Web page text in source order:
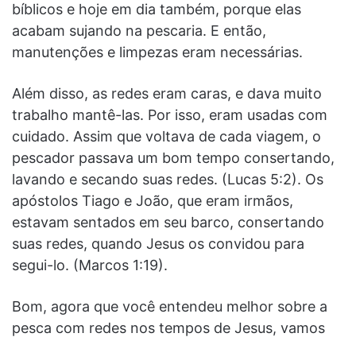
bíblicos e hoje em dia também, porque elas
acabam sujando na pescaria. E então,
manutenções e limpezas eram necessárias.
Além disso, as redes eram caras, e dava muito
trabalho mantê-las. Por isso, eram usadas com
cuidado. Assim que voltava de cada viagem, o
pescador passava um bom tempo consertando,
lavando e secando suas redes. (Lucas 5:2). Os
apóstolos Tiago e João, que eram irmãos,
estavam sentados em seu barco, consertando
suas redes, quando Jesus os convidou para
segui-lo. (Marcos 1:19).
Bom, agora que você entendeu melhor sobre a
pesca com redes nos tempos de Jesus, vamos